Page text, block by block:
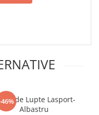
de Lupte Lasport-
Albastru